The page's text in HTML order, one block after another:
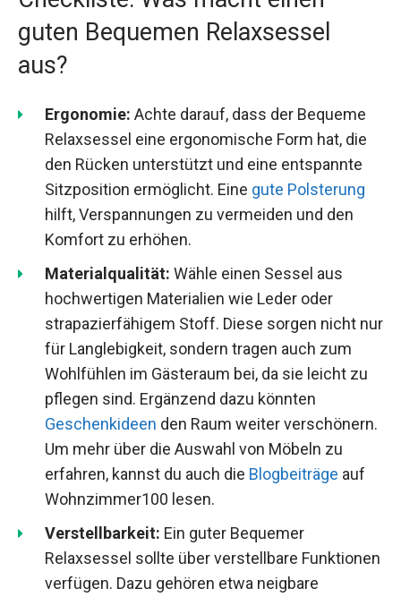
guten Bequemen Relaxsessel
aus?
Ergonomie: Achte darauf, dass der Bequeme
Relaxsessel eine ergonomische Form hat, die
den Rücken unterstützt und eine entspannte
Sitzposition ermöglicht. Eine gute Polsterung
hilft, Verspannungen zu vermeiden und den
Komfort zu erhöhen.
Materialqualität: Wähle einen Sessel aus
hochwertigen Materialien wie Leder oder
strapazierfähigem Stoff. Diese sorgen nicht nur
für Langlebigkeit, sondern tragen auch zum
Wohlfühlen im Gästeraum bei, da sie leicht zu
pflegen sind. Ergänzend dazu könnten
Geschenkideen den Raum weiter verschönern.
Um mehr über die Auswahl von Möbeln zu
erfahren, kannst du auch die Blogbeiträge auf
Wohnzimmer100 lesen.
Verstellbarkeit: Ein guter Bequemer
Relaxsessel sollte über verstellbare Funktionen
verfügen. Dazu gehören etwa neigbare